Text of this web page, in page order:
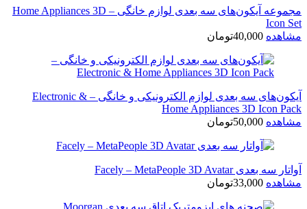
مجموعه آیکون‌های سه بعدی لوازم خانگی – Home Appliances 3D
Icon Set
مشاهده 40,000تومان
آیکون‌های سه بعدی لوازم الکترونیکی و خانگی – Electronic &
Home Appliances 3D Icon Pack
مشاهده 50,000تومان
آواتار سه بعدی Facely – MetaPeople 3D Avatar
مشاهده 33,000تومان